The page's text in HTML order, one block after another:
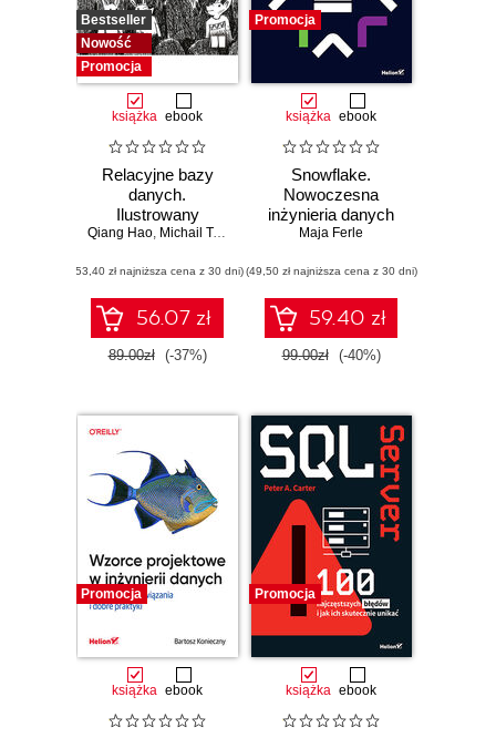
Bestseller
Nowość
Promocja
książka ebook
Relacyjne bazy
danych.
Ilustrowany
przewodnik
Qiang Hao, Michail Tsikerdekis
(53,40 zł najniższa cena z 30 dni)
56.07 zł
89.00zł (-37%)
Promocja
książka ebook
Snowflake.
Nowoczesna
inżynieria danych
w praktyce
Maja Ferle
(49,50 zł najniższa cena z 30 dni)
59.40 zł
99.00zł (-40%)
Promocja
książka ebook
Promocja
książka ebook